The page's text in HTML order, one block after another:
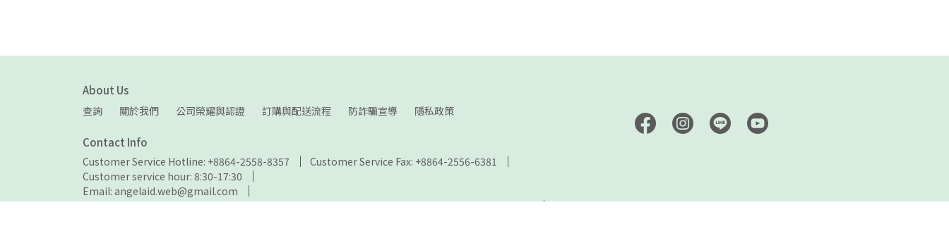
About Us
查詢 關於我們 公司榮耀與認證 訂購與配送流程 防詐騙宣導 隱私政策
Contact Info
Customer Service Hotline: +8864-2558-8357
Customer Service Fax: +8864-2556-6381
Customer service hour: 8:30-17:30
Email: angelaid.web@gmail.com
Address: No. 13, Aly. 162, Ln. 136, Sec. 1, Jiahou Rd., Houli Dist., Taichung City 421, Taiwan (R.O.C.)